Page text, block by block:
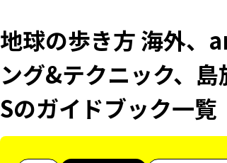
地球の歩き方 海外、
ング&テクニック、
Sのガイドブック一覧